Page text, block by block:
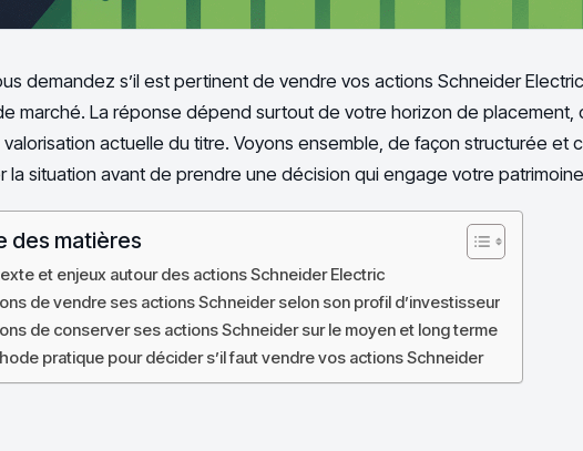
demandez s’il est pertinent de vendre vos actions Schneider
marché. La réponse dépend surtout de votre horizon de placement,
actuelle du titre. Voyons ensemble, de façon structurée et
la situation avant de prendre une décision qui engage votre
des matières
et enjeux autour des actions Schneider Electric
de vendre ses actions Schneider selon son profil d’investisseur
de conserver ses actions Schneider sur le moyen et long terme
pratique pour décider s’il faut vendre vos actions Schneider